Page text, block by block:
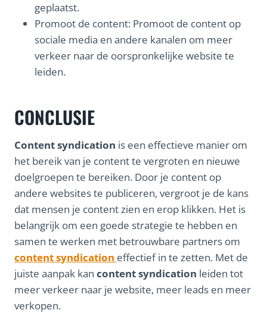
geplaatst.
Promoot de content: Promoot de content op
sociale media en andere kanalen om meer
verkeer naar de oorspronkelijke website te
leiden.
CONCLUSIE
Content syndication is een effectieve manier om
het bereik van je content te vergroten en nieuwe
doelgroepen te bereiken. Door je content op
andere websites te publiceren, vergroot je de kans
dat mensen je content zien en erop klikken. Het is
belangrijk om een goede strategie te hebben en
samen te werken met betrouwbare partners om
content syndication effectief in te zetten. Met de
juiste aanpak kan content syndication leiden tot
meer verkeer naar je website, meer leads en meer
verkopen.